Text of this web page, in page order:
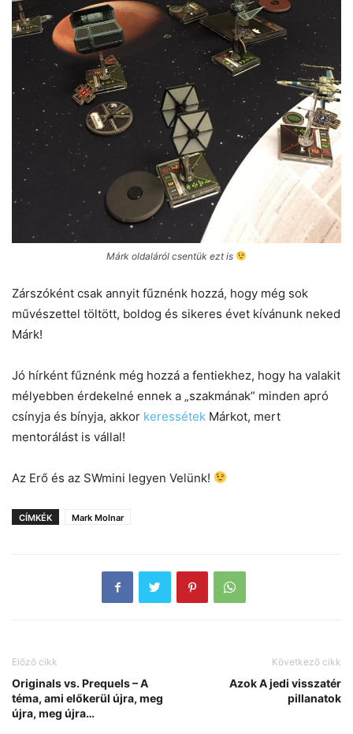
Márk oldaláról csentük ezt is
Zárszóként csak annyit fűznénk hozzá, hogy még sok
művészettel töltött, boldog és sikeres évet kívánunk neked
Márk!
Jó hírként fűznénk még hozzá a fentiekhez, hogy ha valakit
mélyebben érdekelné ennek a „szakmának” minden apró
csínyja és bínyja, akkor keressétek Márkot, mert
mentorálást is vállal!
Az Erő és az SWmini legyen Velünk!
CÍMKÉK Mark Molnar
Előző cikk
Originals vs. Prequels – A
téma, ami előkerül újra, meg
újra, meg újra…
Következő cikk
Azok A jedi visszatér
pillanatok